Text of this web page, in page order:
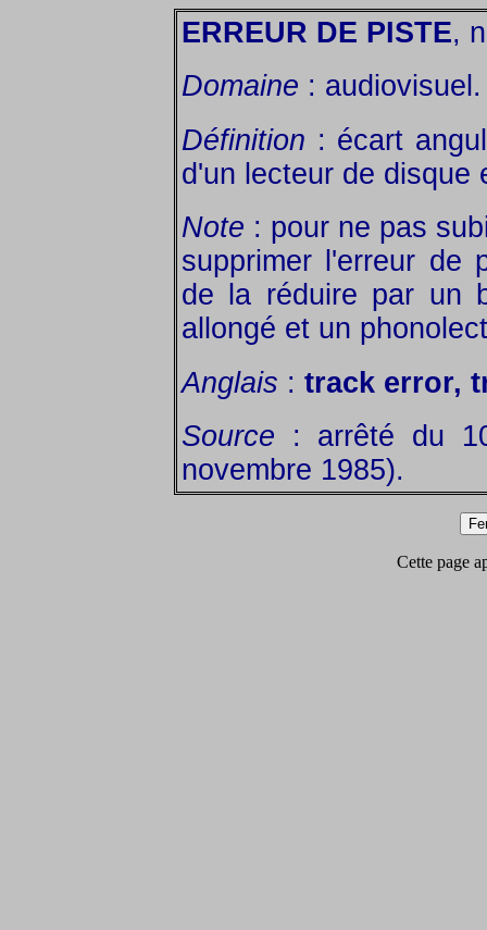
ERREUR DE PISTE,
Domaine : audiovisuel.
Définition : écart
d'un lecteur de disque
Note : pour ne pas
supprimer l'erreur de
de la réduire par un
allongé et un
Anglais : track error,
Source : arrêté du
novembre 1985).
Cette page